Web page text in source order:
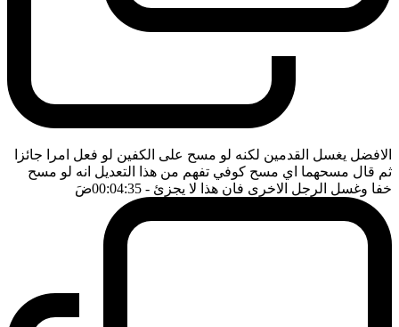
الافضل يغسل القدمين لكنه لو مسح على الكفين لو فعل امرا جائزا
ثم قال مسحهما اي مسح كوفي تفهم من هذا التعديل انه لو مسح
خفا وغسل الرجل الاخرى فان هذا لا يجزئ - 00:04:35 ضَ